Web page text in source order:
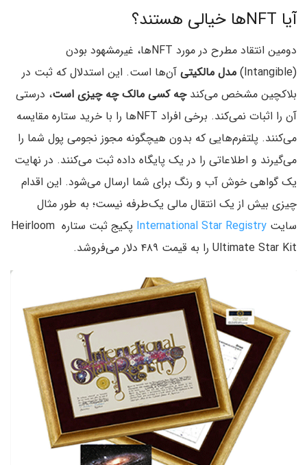
آیا NFTها خیالی هستند؟
دومین انتقاد مطرح در مورد NFTها، غیرمشهود بودن
(Intangible)
مدل مالکیتی آن‌ها است. این استدلال که ثبت در
بلاکچین مشخص می‌کندچه کسی مالک چه چیزی است، درستی
آن را اثبات نمی‌کند. برخی افراد NFTها را با خرید ستاره مقایسه
می‌کنند. پلتفرم‌هایی که بدون هیچگونه مجوز نجومی پول شما را
می‌گیرند و اطلاعاتی را در یک پایگاه داده ثبت می‌کنند. در نهایت
یک گواهی خوش آب و رنگ برای شما ارسال می‌شود. این اقدام
چیزی بیش از یک انتقال مالی یک‌طرفه نیست؛ به طور مثال
سایت International Star Registry
پکیج ثبت ستاره Heirloom
Ultimate Star Kit را به قیمت ۴۸۹ دلار می‌فروشد.